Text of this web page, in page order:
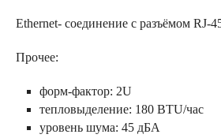
Ethernet- соединение с разъёмом RJ-
Прочее:
форм-фактор: 2U
тепловыделение: 180 BTU/час
уровень шума: 45 дБА